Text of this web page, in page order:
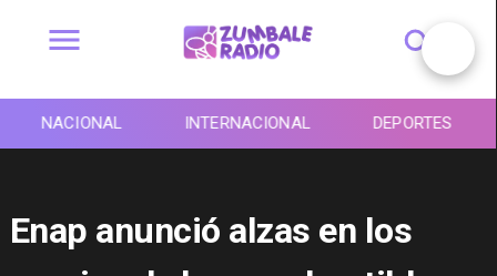
NACIONAL INTERNACIONAL DEPORTES
Enap anunció alzas en los